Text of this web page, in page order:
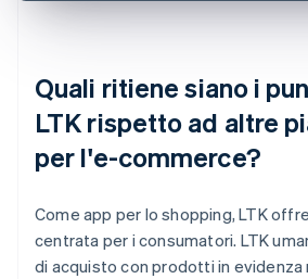
Quali ritiene siano i
LTK rispetto ad altre
per l'e-commerce?
Come app per lo shopping, LTK
centrata per i consumatori. LTK
di acquisto con prodotti in